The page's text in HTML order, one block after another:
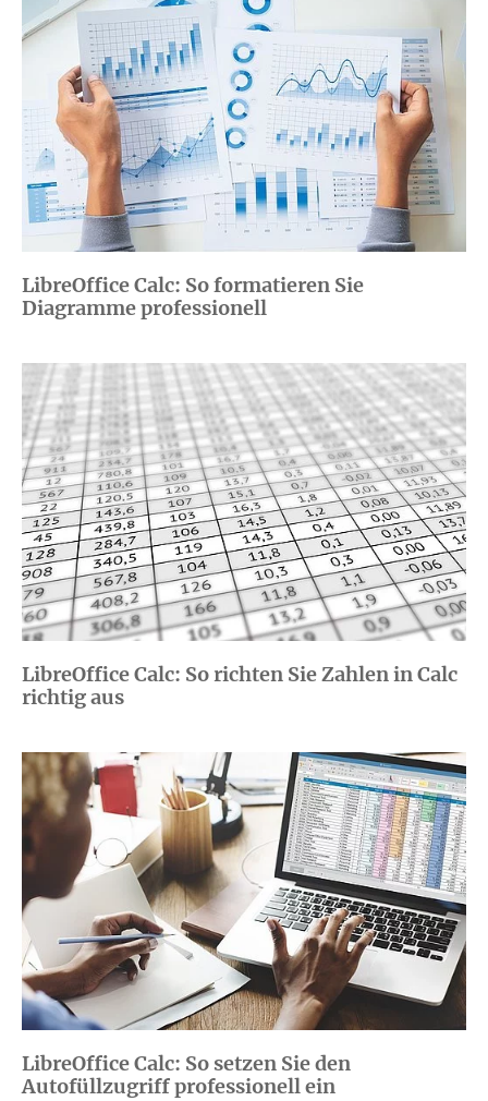
LibreOffice Calc: So formatieren Sie
Diagramme professionell
LibreOffice Calc: So richten Sie Zahlen in Calc
richtig aus
LibreOffice Calc: So setzen Sie den
Autofüllzugriff professionell ein